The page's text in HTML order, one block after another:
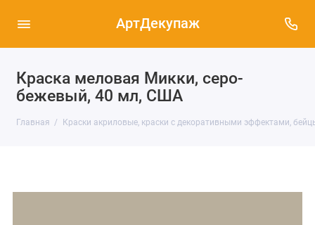
АртДекупаж
Краска меловая Микки, серо-
бежевый, 40 мл, США
Главная Краски акриловые, краски с декоративными эффектами,